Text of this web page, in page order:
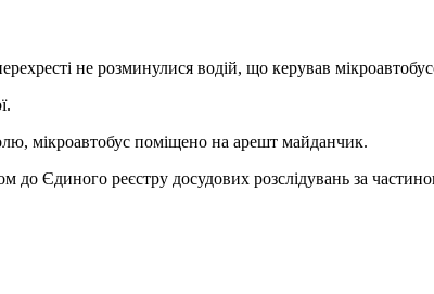
не розминулися водій, що керував
мікроавтобус поміщено на арешт майданчик.
Єдиного реєстру досудових розслідувань за